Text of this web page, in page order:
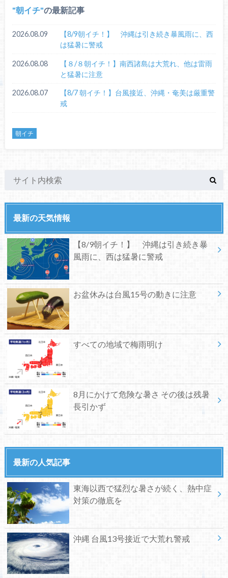
朝イチ の最新記事
2026.08.09
【8/9朝イチ！】 沖縄は引き続き暴風雨に、西
は猛暑に警戒
2026.08.08
【８/８朝イチ！】南西諸島は大荒れ、他は雷雨
と猛暑に注意
2026.08.07
【8/7 朝イチ！】台風接近、沖縄・奄美は厳重警
戒
朝イチ
最新の天気情報
【8/9朝イチ！】 沖縄は引き続き暴
風雨に、西は猛暑に警戒
お盆休みは台風15号の動きに注意
すべての地域で梅雨明け
8月にかけて危険な暑さ その後は残暑
長引かず
最新の人気記事
東海以西で猛烈な暑さが続く、熱中症
対策の徹底を
沖縄 台風13号接近で大荒れ警戒